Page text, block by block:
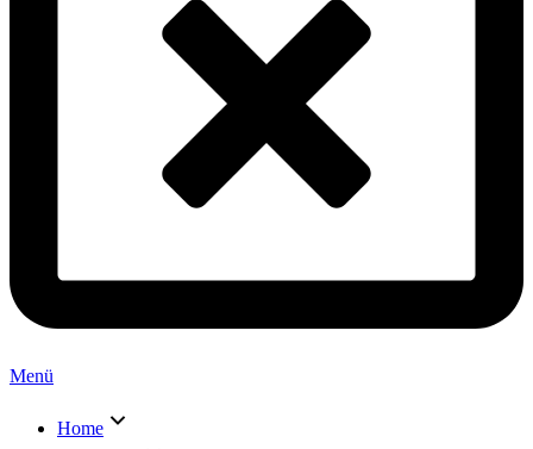
Menü
Home